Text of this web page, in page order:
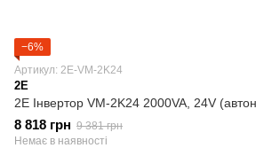
−6%
Артикул: 2E-VM-2K24
2E
2E Інвертор VM-2K24 2000VA, 24V
8 818 грн 9 381 грн
Немає в наявності